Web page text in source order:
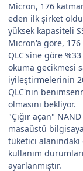
Micron, 176
eden ilk şirket
yüksek kapasiteli
Micron'a göre, 176
QLC'sine göre
okuma gecikmesi
iyileştirmelerinin
QLC'nin
olmasını bekliyor.
"Çığır açan"
masaüstü
tüketici
kullanım
ayarlanmıştır.